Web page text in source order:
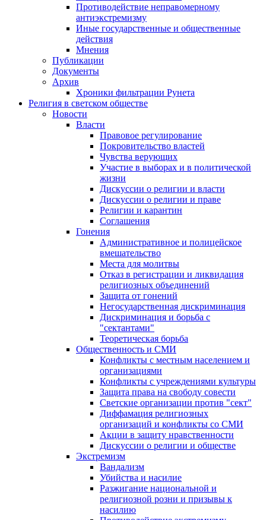
Противодействие неправомерному
антиэкстремизму
Иные государственные и общественные
действия
Мнения
Публикации
Документы
Архив
Хроники фильтрации Рунета
Религия в светском обществе
Новости
Власти
Правовое регулирование
Покровительство властей
Чувства верующих
Участие в выборах и в политической
жизни
Дискуссии о религии и власти
Дискуссии о религии и праве
Религии и карантин
Соглашения
Гонения
Административное и полицейское
вмешательство
Места для молитвы
Отказ в регистрации и ликвидация
религиозных объединений
Защита от гонений
Негосударственная дискриминация
Дискриминация и борьба с
"сектантами"
Теоретическая борьба
Общественность и СМИ
Конфликты с местным населением и
организациями
Конфликты с учреждениями культуры
Защита права на свободу совести
Светские организации против "сект"
Диффамация религиозных
организаций и конфликты со СМИ
Акции в защиту нравственности
Дискуссии о религии и обществе
Экстремизм
Вандализм
Убийства и насилие
Разжигание национальной и
религиозной розни и призывы к
насилию